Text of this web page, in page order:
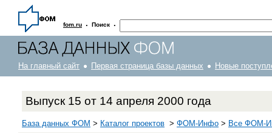
fom.ru · Поиск ·
На главный сайт Первая страница базы данных Новые
Выпуск 15 от 14 апреля 2000 года
База данных ФОМ > Каталог проектов > ФOM-Инфо > Все ФОМ-